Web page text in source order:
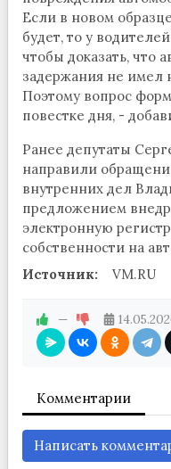
Если в новом
будет, то у
чтобы доказать, что
задержания не имел
Поэтому вопрос
повестке дня, -
Ранее депутаты
направили
внутренних дел
предложением
электронную
собственности на
Источник:
VM.RU
—
Комментарии
Написать